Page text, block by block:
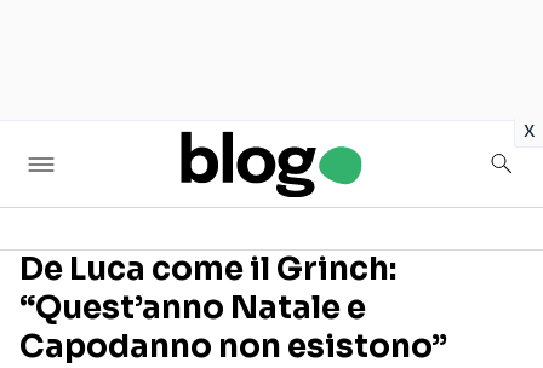
x
Seguici sui social
De Luca come il Grinch:
“Quest’anno Natale e
Capodanno non esistono”